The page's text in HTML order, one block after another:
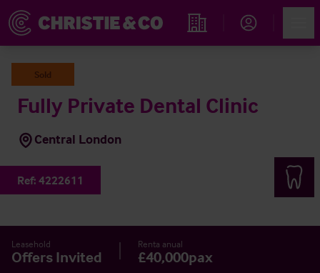
Propiedades
Sold
Fully Private Dental Clinic
Central London
Ref: 4222611
Leasehold
Offers Invited
Renta anual
£40,000pax